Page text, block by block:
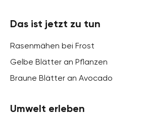
Das ist jetzt zu tun
Rasenmähen bei Frost
Gelbe Blätter an Pflanzen
Braune Blätter an Avocado
Umwelt erleben